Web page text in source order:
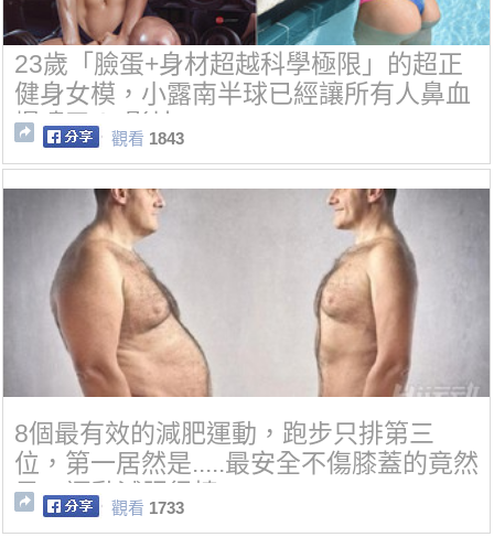
23歲「臉蛋+身材超越科學極限」的超正
健身女模，小露南半球已經讓所有人鼻血
爆噴了！(影片)
觀看 1843
8個最有效的減肥運動，跑步只排第三
位，第一居然是.....最安全不傷膝蓋的竟然
是....運動減肥很棒
觀看 1733